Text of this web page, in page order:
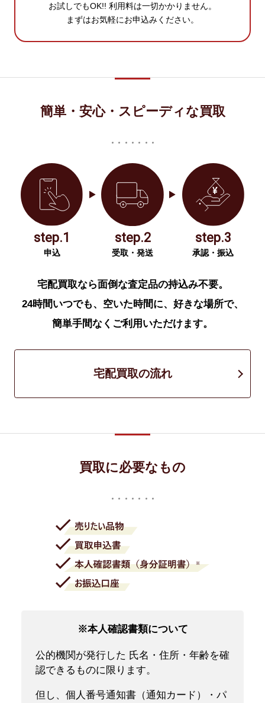
お試しでもOK!! 利用料は一切かかりません。
まずはお気軽にお申込みください。
簡単・安心・スピーディな買取
step.1
申込
step.2
受取・発送
step.3
承認・振込
宅配買取なら面倒な査定品の持込み不要。
24時間いつでも、空いた時間に、好きな場所で、
簡単手間なくご利用いただけます。
宅配買取の流れ
買取に必要なもの
※本人確認書類について
公的機関が発行した 氏名・住所・年齢を確
認できるものに限ります。
但し、個人番号通知書（通知カード）・パ